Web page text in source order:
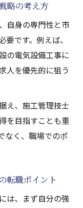
略の考え方
自身の専門性と市
です。例えば、
の電気設備工事に
人を優先的に狙う
え、施工管理技士
を目指すことも重
なく、職場でのポ
転職ポイント
は、まず自分の強